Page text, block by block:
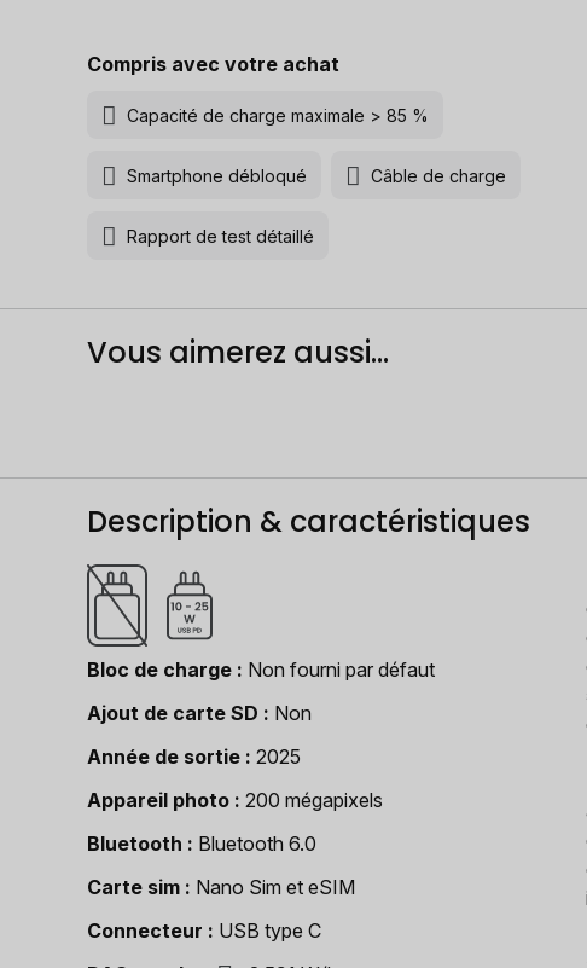
Compris avec votre achat
Capacité de charge maximale > 85 %
Smartphone débloqué Câble de charge
Rapport de test détaillé
Vous aimerez aussi...
Description & caractéristiques
Bloc de charge
Non fourni par défaut
Ajout de carte SD
Non
Année de sortie
2025
Appareil photo
200 mégapixels
Bluetooth
Bluetooth 6.0
Carte sim
Nano Sim et eSIM
Connecteur
USB type C